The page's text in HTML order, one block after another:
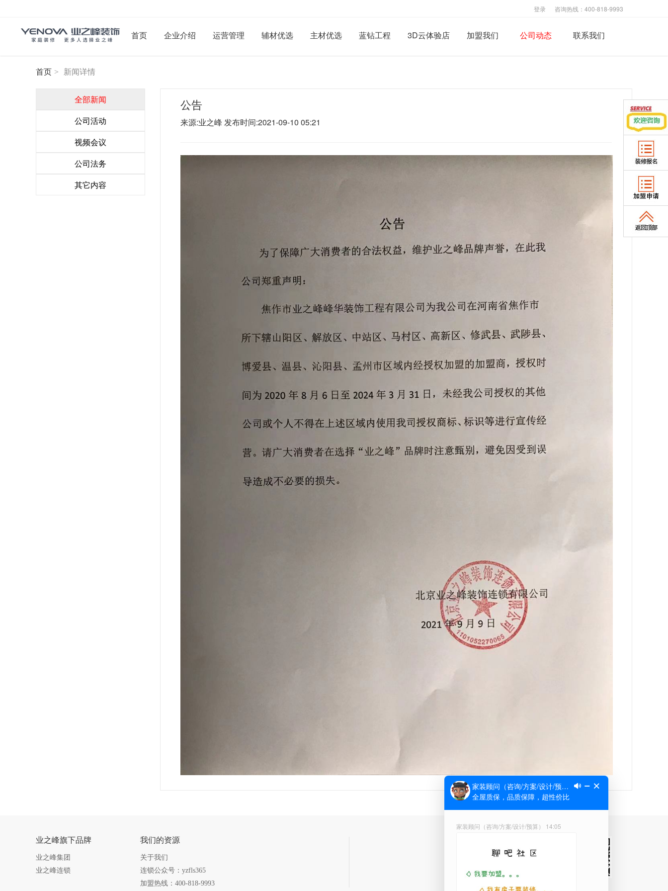
咨询热线：400-818-9993
登录
首页 企业介绍 运营管理 辅材优选 主材优选 蓝钻工程 3D云体验店 加盟我们 公司动态 联系我们
首页 > 新闻详情
全部新闻
公司活动
视频会议
公司法务
其它内容
公告
来源:业之峰 发布时间:2021-09-10 05:21
业之峰旗下品牌
业之峰集团
业之峰连锁
我们的资源
关于我们
连锁公众号：yzfls365
加盟热线：400-818-9993
微信公众号